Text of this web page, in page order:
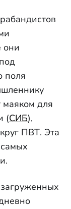
они
поля
маяком для
(СИБ),
ПВТ. Эта